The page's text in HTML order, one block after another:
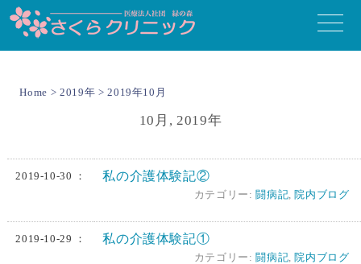
toggle
Home >2019年 > 2019年10月
10月, 2019年
2019-10-30 ： 私の介護体験記②
カテゴリー: 闘病記, 院内ブログ
2019-10-29 ： 私の介護体験記①
カテゴリー: 闘病記, 院内ブログ